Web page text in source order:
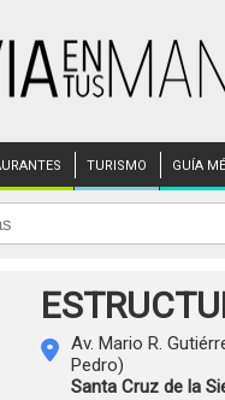
TURISMO GUÍA
Av. Mario R.
Pedro)
Santa Cruz de la